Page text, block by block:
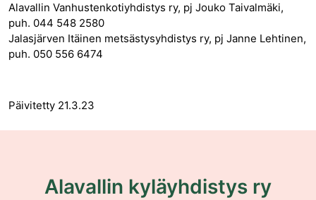
Alavallin Vanhustenkotiyhdistys ry, pj Jouko Taivalmäki,
puh. 044 548 2580
Jalasjärven Itäinen metsästysyhdistys ry, pj Janne Lehtinen,
puh. 050 556 6474
Päivitetty 21.3.23
Alavallin kyläyhdistys ry